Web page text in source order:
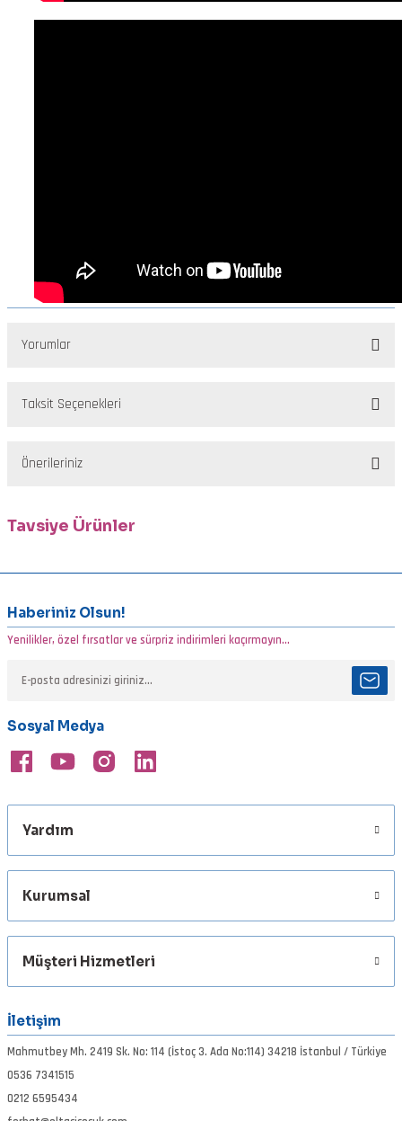
Yorumlar
Taksit Seçenekleri
Önerileriniz
Bu ürünün fiyat bilgisi, resim, ürün açıklamalarında ve diğer
konularda yetersiz gördüğünüz noktaları öneri formunu kullanarak
Görüş ve önerileriniz için teşekkür ederiz.
Ürün resmi kalitesiz, bozuk veya görüntülenemiyor.
Ürün açıklamasında eksik bilgiler bulunuyor.
Bu ürüne benzer farklı alternatifler olmalı.
Tavsiye Ürünler
Xipi EVO JLC 130gr Blue Glow Vinyl Limited Edition Lowrance
Haberiniz Olsun!
Yenilikler, özel fırsatlar ve sürpriz indirimleri kaçırmayın...
Sosyal Medya
Yardım
Kurumsal
Müşteri Hizmetleri
İletişim
Mahmutbey Mh. 2419 Sk. No: 114 (İstoç 3. Ada No:114) 34218 İstanbul / Türkiye
0536 7341515
0212 6595434